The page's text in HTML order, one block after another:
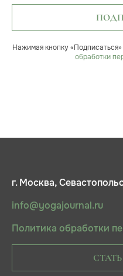
Нажимая кнопку
обработки
г. Москва,
info@yogajournal.ru
Политика обработки